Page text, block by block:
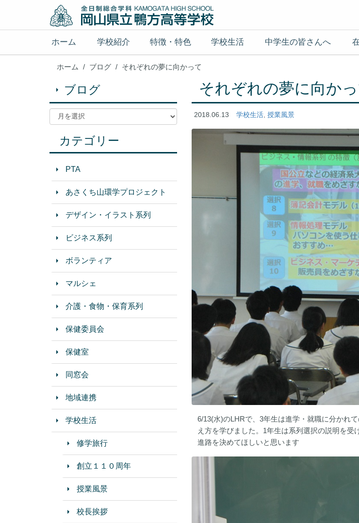
ホーム 学校紹介 特徴・特色 学校生活 中学生の皆さんへ
ホーム ブログ それぞれの夢に向かって
それぞれの夢に向か
2018.06.13 学校生活, 授業風景
6/13(水)のLHRで、3年生は進学・就職に分かれ
え方を学びました。1年生は系列選択の説明を
進路を決めてほしいと思います
ブログ
カテゴリー
PTA
あさくち山環学プロジェクト
デザイン・イラスト系列
ビジネス系列
ボランティア
マルシェ
介護・食物・保育系列
保健委員会
保健室
同窓会
地域連携
学校生活
修学旅行
創立１１０周年
授業風景
校長挨拶